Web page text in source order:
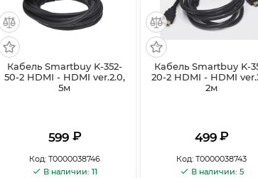
Кабель Smartbuy K-352-
50-2 HDMI - HDMI ver.2.0,
5м
599 ₽
Код: Т0000038746
В наличии: 11
Кабель Smartbuy K-
20-2 HDMI - HDMI
2м
499 ₽
Код: Т0000038743
В наличии: 5